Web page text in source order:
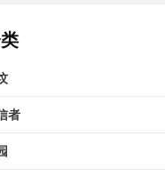
者